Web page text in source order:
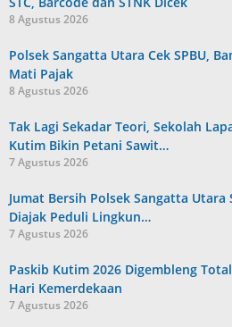
8 Agustus 2026
Polsek Sangatta Utara Cek SPBU,
Mati Pajak
8 Agustus 2026
Tak Lagi Sekadar Teori, Sekolah
Kutim Bikin Petani Sawit…
7 Agustus 2026
Jumat Bersih Polsek Sangatta Utara
Diajak Peduli Lingkun…
7 Agustus 2026
Paskib Kutim 2026 Digembleng
Hari Kemerdekaan
7 Agustus 2026